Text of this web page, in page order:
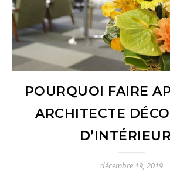
POURQUOI FAIRE
ARCHITECTE
décembre 19, 2019